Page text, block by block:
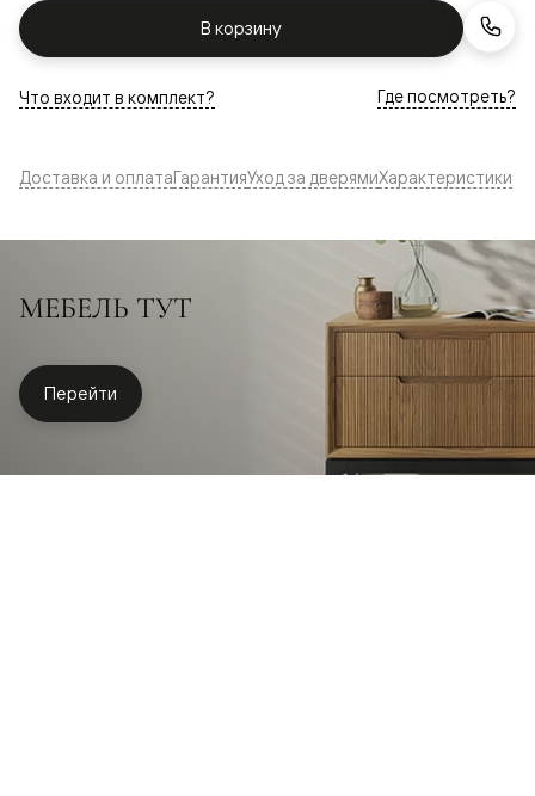
В корзину
Что входит в комплект? Где посмотреть?
Доставка и оплатаГарантияУход за дверямиХарактеристики
МЕБЕЛЬ ТУТ
Перейти